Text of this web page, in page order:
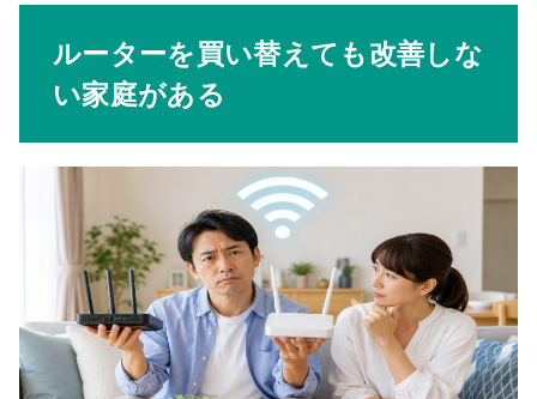
ルーターを買い替えても改善しな
い家庭がある